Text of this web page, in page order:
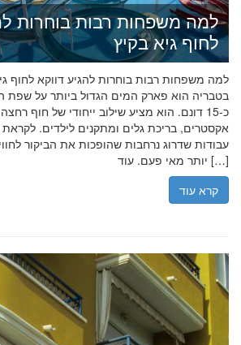
למה משפחות רבות בוחרות
לחוף גיא בקיץ
למה משפחות רבות בוחרות להגיע דווקא לחוף
בטבריה הוא פארק המים הגדול ביותר על שפת
כ-15 דונם. הוא מציע שילוב ייחודי של חוף
עבודות שדרוג נרחבות שהופכות את הביקור
יותר מאי פעם. עוד […]
קרא עוד